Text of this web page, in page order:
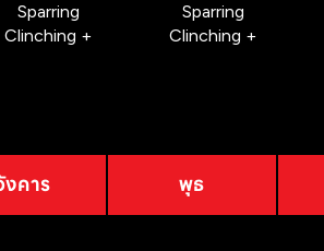
Sparring
Clinching +
Sparring
Clinching +
งคาร พุธ